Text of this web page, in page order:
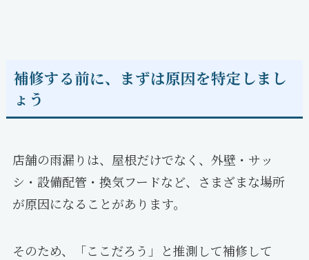
補修する前に、まずは原因を特定しまし
ょう
店舗の雨漏りは、屋根だけでなく、外壁・サッ
シ・設備配管・換気フードなど、さまざまな場所
が原因になることがあります。
そのため、「ここだろう」と推測して補修して